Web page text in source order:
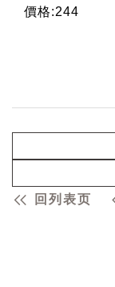
價格:244
回列表页